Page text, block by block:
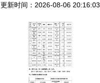
更新时间：2026-08-06 20:16:03